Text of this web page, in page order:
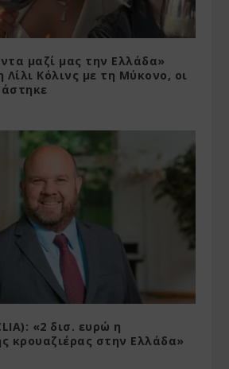
μαζί μας την Ελλάδα»
Λίλι Κόλινς με τη Μύκονο, οι
«2 δισ. ευρώ η
κρουαζιέρας στην Ελλάδα»